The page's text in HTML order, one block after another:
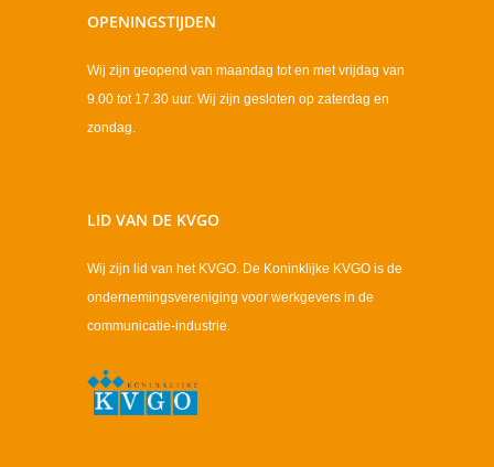
OPENINGSTIJDEN
Wij zijn geopend van maandag tot en met vrijdag van
9.00 tot 17.30 uur. Wij zijn gesloten op zaterdag en
zondag.
LID VAN DE KVGO
Wij zijn lid van het KVGO. De Koninklijke KVGO is de
ondernemingsvereniging voor werkgevers in de
communicatie-industrie.